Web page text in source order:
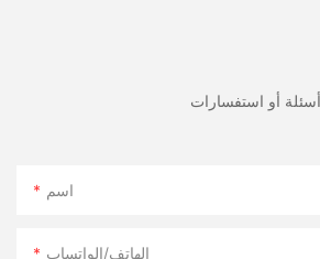
اسم
الهاتف/الواتساب